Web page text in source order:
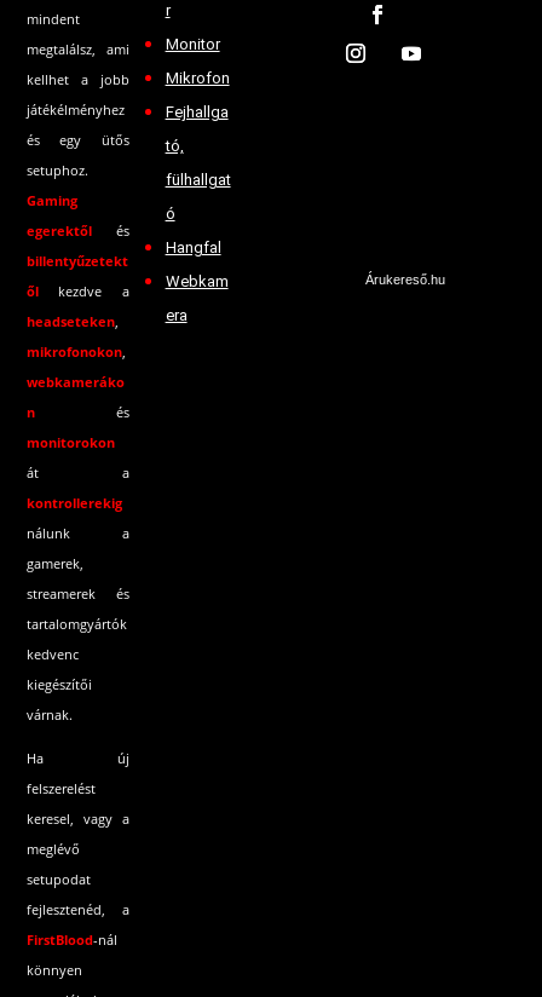
mindent
megtalálsz, ami
kellhet a jobb
játékélményhez
és egy ütős
setuphoz.
Gaming
egerektől és
billentyűzetekt
ől kezdve a
headseteken,
mikrofonokon,
webkameráko
n és
monitorokon
át a
kontrollerekig
nálunk a
gamerek,
streamerek és
tartalomgyártók
kedvenc
kiegészítői
várnak.
Ha új
felszerelést
keresel, vagy a
meglévő
setupodat
fejlesztenéd, a
FirstBlood-nál
könnyen
r
Monitor
Mikrofon
Fejhallga
tó,
fülhallgat
ó
Hangfal
Webkam
era
Árukereső.hu